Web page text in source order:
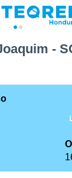
-